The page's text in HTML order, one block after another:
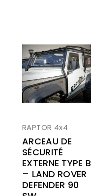
RAPTOR 4x4
ARCEAU DE
SÉCURITÉ
EXTERNE TYPE B
– LAND ROVER
DEFENDER 90